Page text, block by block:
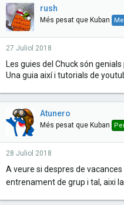
rush
Més pesat que Kuban
27 Juliol 2018
Les guies del Chuck són
Una guia així i tutorials de
Atunero
Més pesat que Kuban
28 Juliol 2018
A veure si despres de
entrenament de grup i tal, aixi